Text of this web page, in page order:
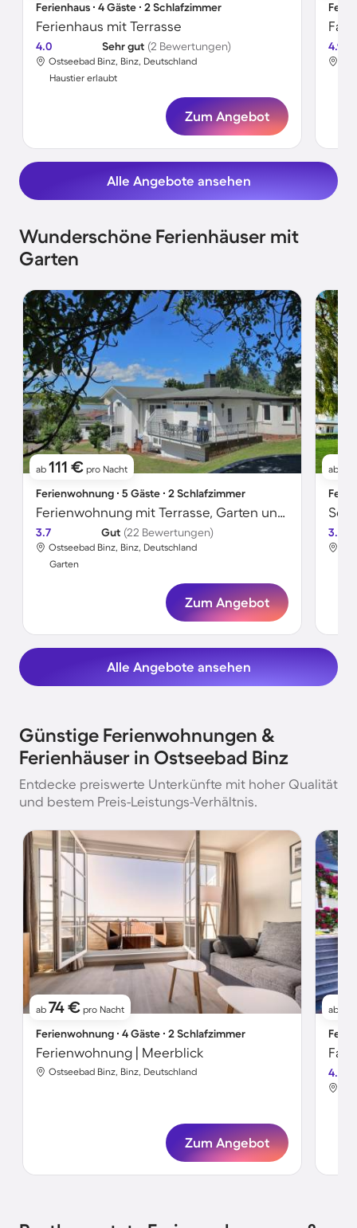
Ferienhaus ∙ 4 Gäste ∙ 2 Schlafzimmer
Ferienhaus mit Terrasse
4.0 Sehr gut (2 Bewertungen)
Ostseebad Binz, Binz, Deutschland
Haustier erlaubt
Zum Angebot
4.9
Alle Angebote ansehen
Wunderschöne Ferienhäuser mit
Garten
ab 111 € pro Nacht
Ferienwohnung ∙ 5 Gäste ∙ 2 Schlafzimmer
Ferienwohnung mit Terrasse, Garten und Grill | Seeblick
3.7 Gut (22 Bewertungen)
Ostseebad Binz, Binz, Deutschland
Garten
Zum Angebot
ab
3.6
Alle Angebote ansehen
Günstige Ferienwohnungen &
Ferienhäuser in Ostseebad Binz
Entdecke preiswerte Unterkünfte mit hoher Qualität
und bestem Preis-Leistungs-Verhältnis.
ab 74 € pro Nacht
Ferienwohnung ∙ 4 Gäste ∙ 2 Schlafzimmer
Ferienwohnung | Meerblick
Ostseebad Binz, Binz, Deutschland
Zum Angebot
ab
4.5